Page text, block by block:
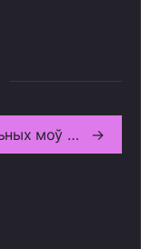
Чаму мяне цягне да функцыянальных моў праграмавання? →